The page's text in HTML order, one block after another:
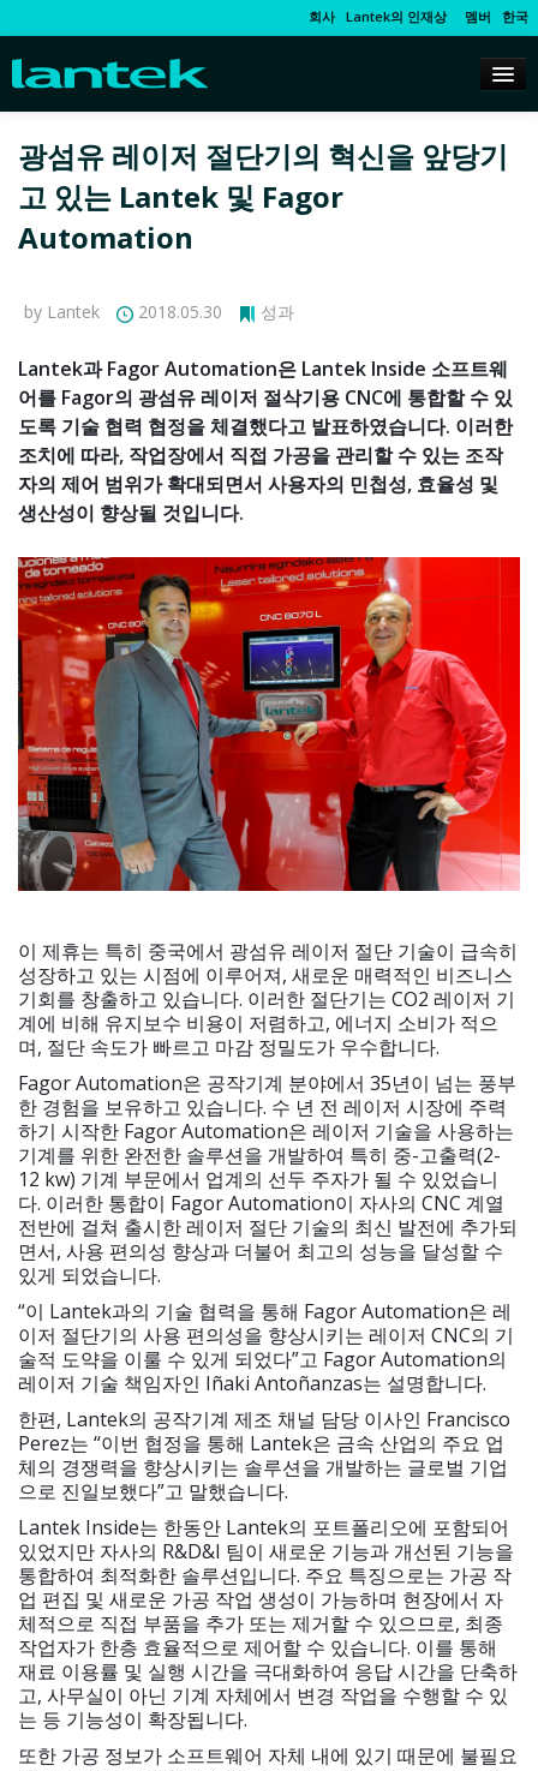
회사 Lantek의 인재상 멤버 한국
광섬유 레이저 절단기의 혁신을 앞당기
고 있는 Lantek 및 Fagor
Automation
by Lantek 2018.05.30 성과
Lantek과 Fagor Automation은 Lantek Inside 소프트웨
어를 Fagor의 광섬유 레이저 절삭기용 CNC에 통합할 수 있
도록 기술 협력 협정을 체결했다고 발표하였습니다. 이러한
조치에 따라, 작업장에서 직접 가공을 관리할 수 있는 조작
자의 제어 범위가 확대되면서 사용자의 민첩성, 효율성 및
생산성이 향상될 것입니다.
이 제휴는 특히 중국에서 광섬유 레이저 절단 기술이 급속히
성장하고 있는 시점에 이루어져, 새로운 매력적인 비즈니스
기회를 창출하고 있습니다. 이러한 절단기는 CO2 레이저 기
계에 비해 유지보수 비용이 저렴하고, 에너지 소비가 적으
며, 절단 속도가 빠르고 마감 정밀도가 우수합니다.
Fagor Automation은 공작기계 분야에서 35년이 넘는 풍부
한 경험을 보유하고 있습니다. 수 년 전 레이저 시장에 주력
하기 시작한 Fagor Automation은 레이저 기술을 사용하는
기계를 위한 완전한 솔루션을 개발하여 특히 중-고출력(2-
12 kw) 기계 부문에서 업계의 선두 주자가 될 수 있었습니
다. 이러한 통합이 Fagor Automation이 자사의 CNC 계열
전반에 걸쳐 출시한 레이저 절단 기술의 최신 발전에 추가되
면서, 사용 편의성 향상과 더불어 최고의 성능을 달성할 수
있게 되었습니다.
“이 Lantek과의 기술 협력을 통해 Fagor Automation은 레
이저 절단기의 사용 편의성을 향상시키는 레이저 CNC의 기
술적 도약을 이룰 수 있게 되었다”고 Fagor Automation의
레이저 기술 책임자인 Iñaki Antoñanzas는 설명합니다.
한편, Lantek의 공작기계 제조 채널 담당 이사인 Francisco
Perez는 “이번 협정을 통해 Lantek은 금속 산업의 주요 업
체의 경쟁력을 향상시키는 솔루션을 개발하는 글로벌 기업
으로 진일보했다”고 말했습니다.
Lantek Inside는 한동안 Lantek의 포트폴리오에 포함되어
있었지만 자사의 R&D&I 팀이 새로운 기능과 개선된 기능을
통합하여 최적화한 솔루션입니다. 주요 특징으로는 가공 작
업 편집 및 새로운 가공 작업 생성이 가능하며 현장에서 자
체적으로 직접 부품을 추가 또는 제거할 수 있으므로, 최종
작업자가 한층 효율적으로 제어할 수 있습니다. 이를 통해
재료 이용률 및 실행 시간을 극대화하여 응답 시간을 단축하
고, 사무실이 아닌 기계 자체에서 변경 작업을 수행할 수 있
는 등 기능성이 확장됩니다.
또한 가공 정보가 소프트웨어 자체 내에 있기 때문에 불필요